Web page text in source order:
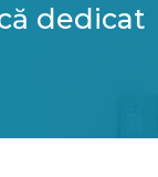
dedicat